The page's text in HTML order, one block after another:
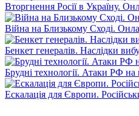
Вторгнення Росії в Україну.
Війна на Близькому Сході.
Бенкет генералів. Наслідки
Брудні технології. Атаки РФ
Ескалація для Європи.